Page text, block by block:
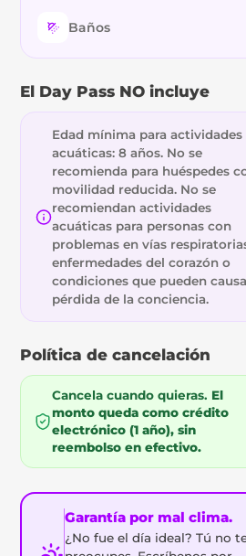
Baños
El Day Pass NO incluye
Edad mínima para actividades
acuáticas: 8 años. No se
recomienda para huéspedes
movilidad reducida. No se
recomiendan actividades
acuáticas para personas con
problemas en vías
enfermedades del corazón o
condiciones que pueden
pérdida de la conciencia.
Política de cancelación
Cancela cuando quieras. El
monto queda como crédito
electrónico (1 año), sin
reembolso en efectivo.
Garantía por mal clima.
¿No fue el día ideal? Tú no